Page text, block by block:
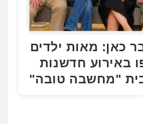
כאן: מאות ילדים
באירוע חדשנות
"מחשבה טובה"